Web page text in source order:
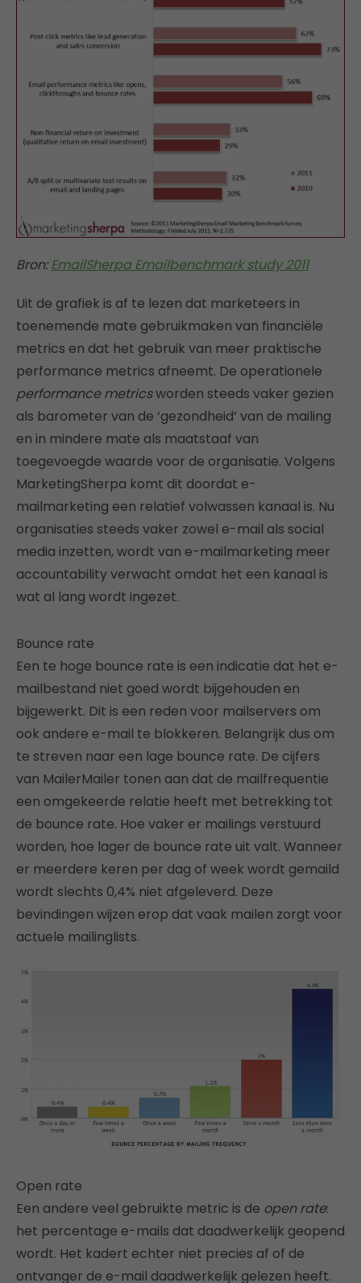
Bron:EmailSherpa Emailbenchmark study 2011
Uit de grafiek is af te lezen dat marketeers in
toenemende mate gebruikmaken van financiële
metrics en dat het gebruik van meer praktische
performance metrics afneemt. De operationele
performance metricsworden steeds vaker gezien
als barometer van de ‘gezondheid’ van de mailing
en in mindere mate als maatstaaf van
toegevoegde waarde voor de organisatie. Volgens
MarketingSherpa komt dit doordat e-
mailmarketing een relatief volwassen kanaal is. Nu
organisaties steeds vaker zowel e-mail als social
media inzetten, wordt van e-mailmarketing meer
accountability verwacht omdat het een kanaal is
wat al lang wordt ingezet.
Bounce rate
Een te hoge bounce rate is een indicatie dat het e-
mailbestand niet goed wordt bijgehouden en
bijgewerkt. Dit is een reden voor mailservers om
ook andere e-mail te blokkeren. Belangrijk dus om
te streven naar een lage bounce rate. De cijfers
van MailerMailer tonen aan dat de mailfrequentie
een omgekeerde relatie heeft met betrekking tot
de bounce rate. Hoe vaker er mailings verstuurd
worden, hoe lager de bounce rate uit valt. Wanneer
er meerdere keren per dag of week wordt gemaild
wordt slechts 0,4% niet afgeleverd. Deze
bevindingen wijzen erop dat vaak mailen zorgt voor
actuele mailinglists.
Open rate
Een andere veel gebruikte metric is de open rate:
het percentage e-mails dat daadwerkelijk geopend
wordt. Het kadert echter niet precies af of de
ontvanger de e-mail daadwerkelijk gelezen heeft.